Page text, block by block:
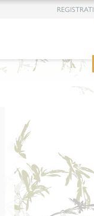
REGISTRATI